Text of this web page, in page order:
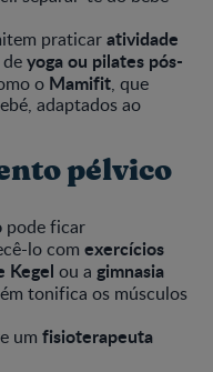
praticaratividade
yoga ou pilates pós-
o Mamifit, que
adaptados ao
pélvico
pode ficar
lo com exercícios
Kegel ou a gimnasia
tonifica os músculos
um fisioterapeuta